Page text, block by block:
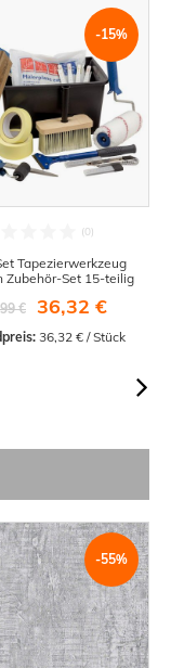
-15%
Tapezierwerkzeug
Zubehör-Set 15-teilig
€
36,32 €
36,32 € / Stück
-55%